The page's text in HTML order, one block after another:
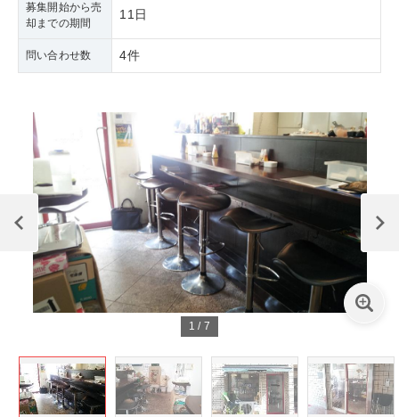
募集開始から売
却までの期間
11日
問い合わせ数 4件
1 / 7